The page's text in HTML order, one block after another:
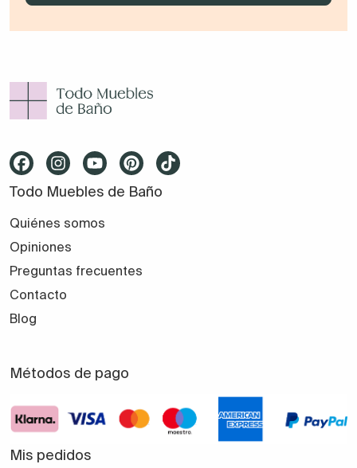
Todo Muebles de Baño
Quiénes somos
Opiniones
Preguntas frecuentes
Contacto
Blog
Métodos de pago
Mis pedidos